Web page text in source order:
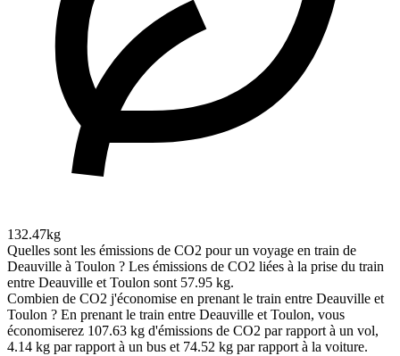
132.47kg
Quelles sont les émissions de CO2 pour un voyage en train de
Deauville à Toulon ? Les émissions de CO2 liées à la prise du train
entre Deauville et Toulon sont 57.95 kg.
Combien de CO2 j'économise en prenant le train entre Deauville et
Toulon ? En prenant le train entre Deauville et Toulon, vous
économiserez 107.63 kg d'émissions de CO2 par rapport à un vol,
4.14 kg par rapport à un bus et 74.52 kg par rapport à la voiture.